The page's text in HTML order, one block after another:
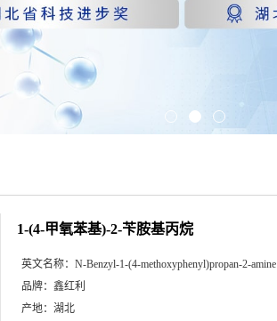
1-(4-甲氧苯基)-2-苄胺基丙烷
英文名称： N-Benzyl-1-(4-methoxyphenyl)propan-2-amine
品牌： 鑫红利
产地： 湖北